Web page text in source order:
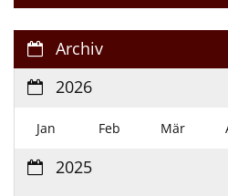
Archiv
2026
Jan Feb Mär
2025